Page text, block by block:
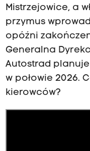
Mistrzejowice, a
przymus
opóźni
Generalna
Autostrad
w połowie 2026.
kierowców?